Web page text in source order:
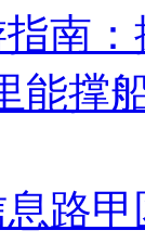
南
能撑
路